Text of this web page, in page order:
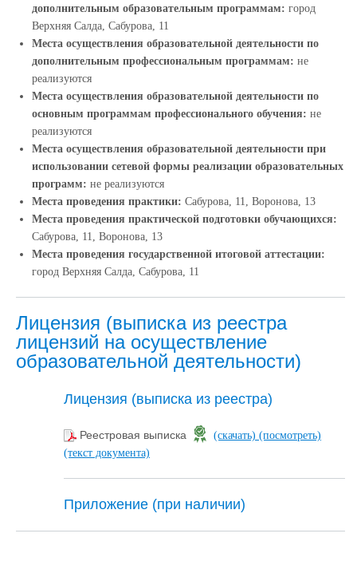
дополнительным образовательным программам: город
Верхняя Салда, Сабурова, 11
Места осуществления образовательной деятельности по
дополнительным профессиональным программам: не
реализуются
Места осуществления образовательной деятельности по
основным программам профессионального обучения: не
реализуются
Места осуществления образовательной деятельности при
использовании сетевой формы реализации образовательных
программ: не реализуются
Места проведения практики: Сабурова, 11, Воронова, 13
Места проведения практической подготовки обучающихся:
Сабурова, 11, Воронова, 13
Места проведения государственной итоговой аттестации:
город Верхняя Салда, Сабурова, 11
Лицензия (выписка из реестра
лицензий на осуществление
образовательной деятельности)
Лицензия (выписка из реестра)
Реестровая выписка (скачать) (посмотреть)
(текст документа)
Приложение (при наличии)